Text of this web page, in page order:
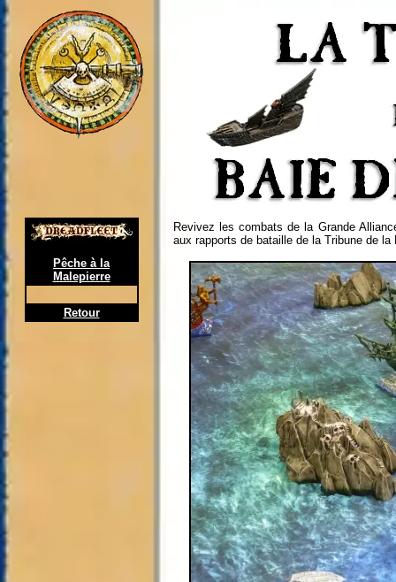
Pêche à la
Malepierre
Retour
Revivez les combats de la Grande
aux rapports de bataille de la Tribune de